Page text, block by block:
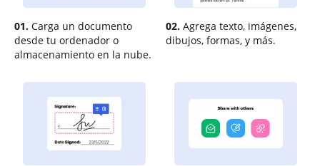
01. Carga un documento
desde tu ordenador o
almacenamiento en la nube.
02. Agrega texto, imágenes,
dibujos, formas, y más.